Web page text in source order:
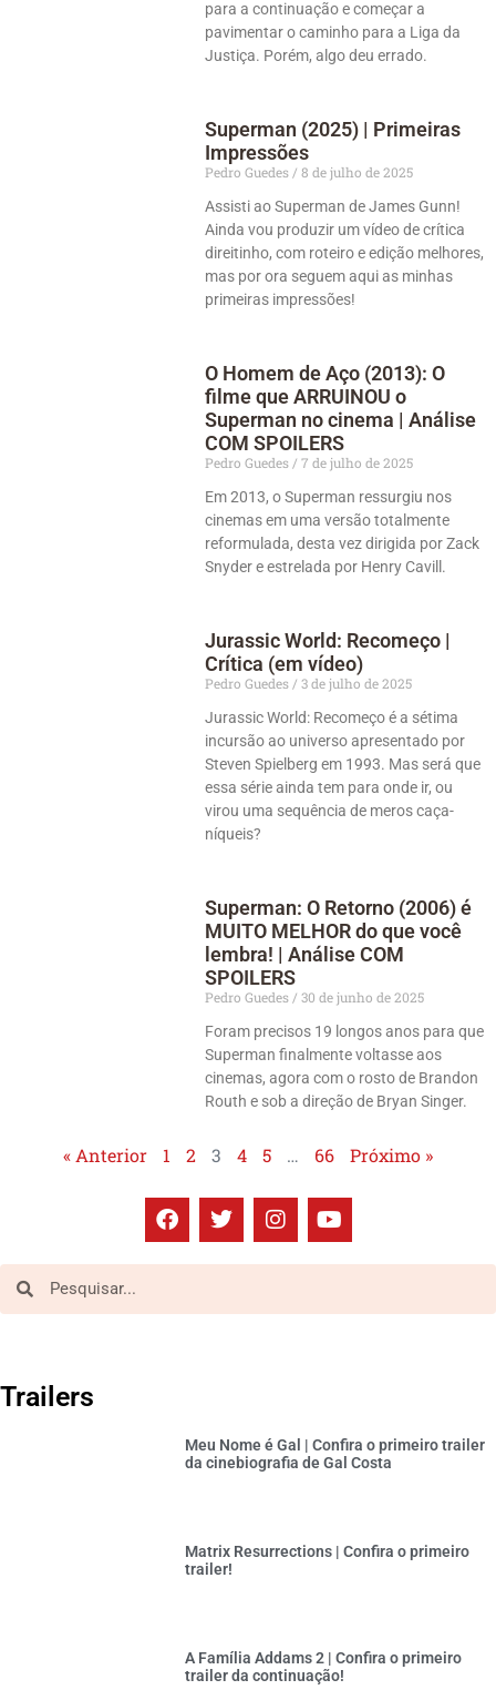
para a continuação e começar a
pavimentar o caminho para a Liga da
Justiça. Porém, algo deu errado.
Superman (2025) | Primeiras
Impressões
Pedro Guedes
8 de julho de 2025
Assisti ao Superman de James Gunn!
Ainda vou produzir um vídeo de crítica
direitinho, com roteiro e edição melhores,
mas por ora seguem aqui as minhas
primeiras impressões!
O Homem de Aço (2013): O
filme que ARRUINOU o
Superman no cinema | Análise
COM SPOILERS
Pedro Guedes
7 de julho de 2025
Em 2013, o Superman ressurgiu nos
cinemas em uma versão totalmente
reformulada, desta vez dirigida por Zack
Snyder e estrelada por Henry Cavill.
Jurassic World: Recomeço |
Crítica (em vídeo)
Pedro Guedes
3 de julho de 2025
Jurassic World: Recomeço é a sétima
incursão ao universo apresentado por
Steven Spielberg em 1993. Mas será que
essa série ainda tem para onde ir, ou
virou uma sequência de meros caça-
níqueis?
Superman: O Retorno (2006) é
MUITO MELHOR do que você
lembra! | Análise COM
SPOILERS
Pedro Guedes
30 de junho de 2025
Foram precisos 19 longos anos para que
Superman finalmente voltasse aos
cinemas, agora com o rosto de Brandon
Routh e sob a direção de Bryan Singer.
« Anterior 1 2 3 4 5 … 66 Próximo »
Trailers
Meu Nome é Gal | Confira o primeiro trailer
da cinebiografia de Gal Costa
Matrix Resurrections | Confira o primeiro
trailer!
A Família Addams 2 | Confira o primeiro
trailer da continuação!